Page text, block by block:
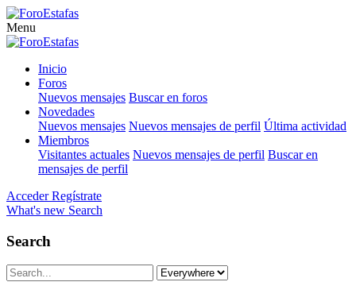
Menu
Inicio
Foros
Nuevos mensajes Buscar en foros
Novedades
Nuevos mensajes Nuevos mensajes de perfil Última actividad
Miembros
Visitantes actuales Nuevos mensajes de perfil Buscar en
mensajes de perfil
Acceder Regístrate
What's new Search
Search